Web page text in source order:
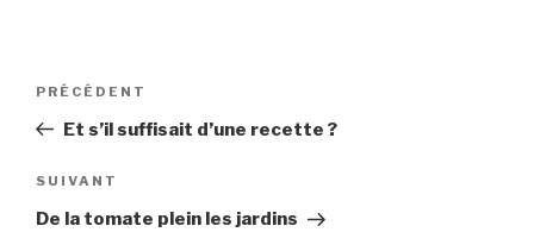
Navigation
l’article
Article
précédent
PRÉCÉDENT
Et s’il suffisait d’une recette ?
Article
suivant
SUIVANT
De la tomate plein les jardins